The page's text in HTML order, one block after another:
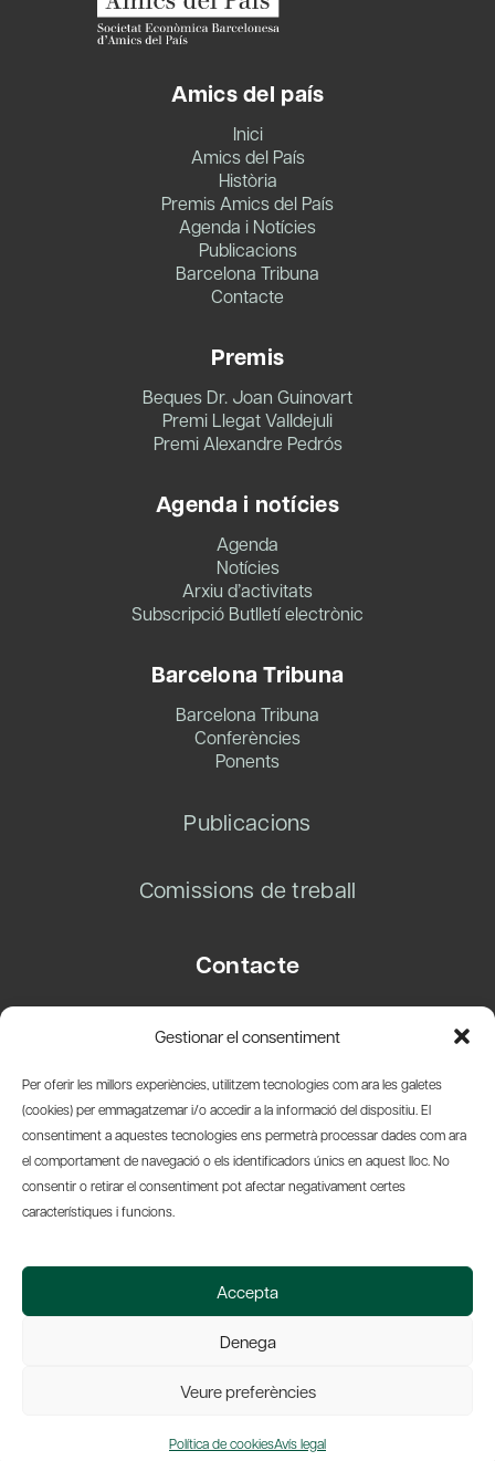
Gestionar el consentiment
Per oferir les millors experiències, utilitzem tecnologies com ara les galetes
(cookies) per emmagatzemar i/o accedir a la informació del dispositiu. El
consentiment a aquestes tecnologies ens permetrà processar dades com ara
el comportament de navegació o els identificadors únics en aquest lloc. No
consentir o retirar el consentiment pot afectar negativament certes
característiques i funcions.
Accepta
Denega
Veure preferències
Política de cookiesAvís legal
Amics del país
Inici
Amics del País
Història
Premis Amics del País
Agenda i Notícies
Publicacions
Barcelona Tribuna
Contacte
Premis
Beques Dr. Joan Guinovart
Premi Llegat Valldejuli
Premi Alexandre Pedrós
Agenda i notícies
Agenda
Notícies
Arxiu d’activitats
Subscripció Butlletí electrònic
Barcelona Tribuna
Barcelona Tribuna
Conferències
Ponents
Publicacions
Comissions de treball
Contacte
08003 Barcelona
info@amicsdelpais.com
Suscripció Newsletter
© 2026 Societat Econòmica Barcelonesa d'Amics del País
Web by Ideamatic